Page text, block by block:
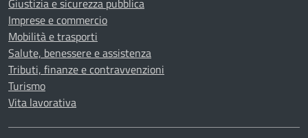
Giustizia e sicurezza pubblica
Imprese e commercio
Mobilità e trasporti
Salute, benessere e assistenza
Tributi, finanze e contravvenzioni
Turismo
Vita lavorativa